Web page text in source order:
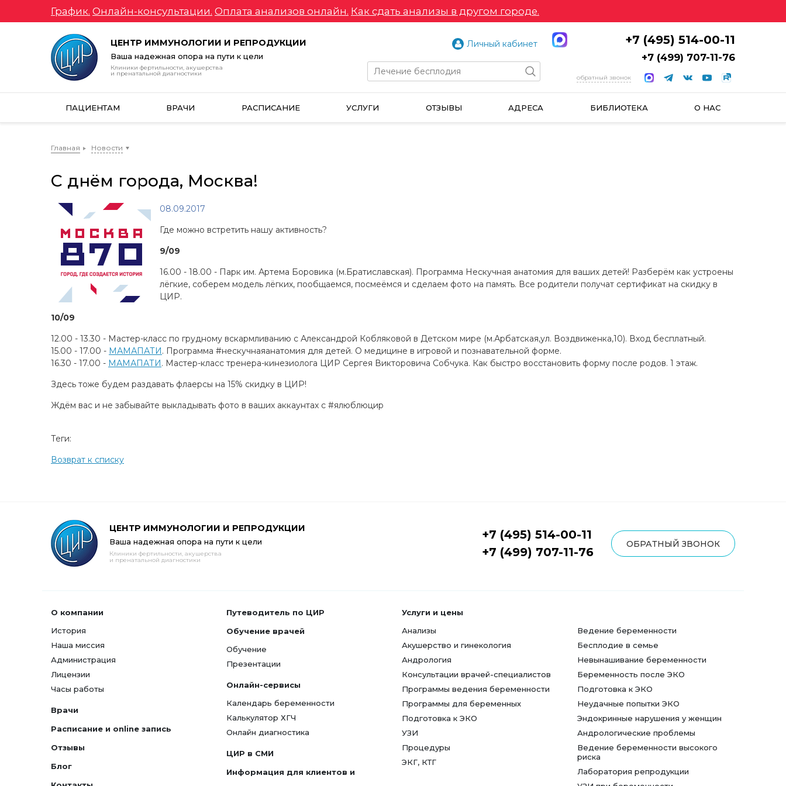
График. Онлайн-консультации. Оплата анализов онлайн. Как сдать анализы в другом городе.
ЦЕНТР ИММУНОЛОГИИ И РЕПРОДУКЦИИ
Ваша надежная опора на пути к цели
Клиники фертильности, акушерства
и пренатальной диагностики
Личный кабинет +7 (495) 514-00-11
+7 (499) 707-11-76
обратный звонок
ПАЦИЕНТАМ ВРАЧИ РАСПИСАНИЕ УСЛУГИ ОТЗЫВЫ АДРЕСА БИБЛИОТЕКА О НАС
Главная Новости
С днём города, Москва!
08.09.2017
Где можно встретить нашу активность?
9/09
16.00 - 18.00 - Парк им. Артема Боровика (м.Братиславская). Программа Нескучная анатомия для ваших детей! Разберём как устроены
лёгкие, соберем модель лёгких, пообщаемся, посмеёмся и сделаем фото на память. Все родители получат сертификат на скидку в
ЦИР.
10/09
12.00 - 13.30 - Мастер-класс по грудному вскармливанию с Александрой Кобляковой в Детском мире (м.Арбатская,ул. Воздвиженка,10). Вход бесплатный.
15.00 - 17.00 - МАМАПАТИ. Программа #нескучнаяанатомия для детей. О медицине в игровой и познавательной форме.
16.30 - 17.00 - МАМАПАТИ. Мастер-класс тренера-кинезиолога ЦИР Сергея Викторовича Собчука. Как быстро восстановить форму после родов. 1 этаж.
Здесь тоже будем раздавать флаерсы на 15% скидку в ЦИР!
Ждём вас и не забывайте выкладывать фото в ваших аккаунтах с #ялюблюцир
Теги:
Возврат к списку
ЦЕНТР ИММУНОЛОГИИ И РЕПРОДУКЦИИ
Ваша надежная опора на пути к цели
Клиники фертильности, акушерства
и пренатальной диагностики
+7 (495) 514-00-11
+7 (499) 707-11-76
ОБРАТНЫЙ ЗВОНОК
О компании
История
Наша миссия
Администрация
Лицензии
Часы работы
Врачи
Расписание и online запись
Отзывы
Блог
Путеводитель по ЦИР
Обучение врачей
Обучение
Презентации
Онлайн-сервисы
Календарь беременности
Калькулятор ХГЧ
Онлайн диагностика
ЦИР в СМИ
Информация для клиентов и
Услуги и цены
Анализы
Акушерство и гинекология
Андрология
Консультации врачей-специалистов
Программы ведения беременности
Программы для беременных
Подготовка к ЭКО
УЗИ
Процедуры
ЭКГ, КТГ
Ведение беременности
Бесплодие в семье
Невынашивание беременности
Беременность после ЭКО
Подготовка к ЭКО
Неудачные попытки ЭКО
Эндокринные нарушения у женщин
Андрологические проблемы
Ведение беременности высокого
риска
Лаборатория репродукции